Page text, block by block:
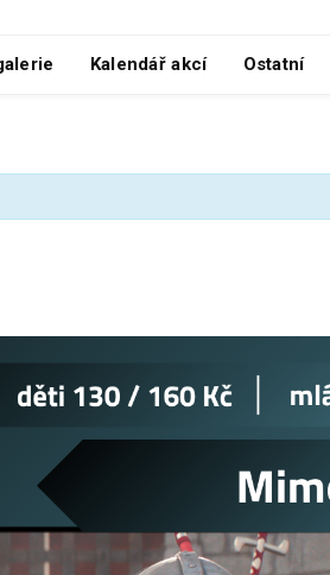
Kalendář akcí Ostatní